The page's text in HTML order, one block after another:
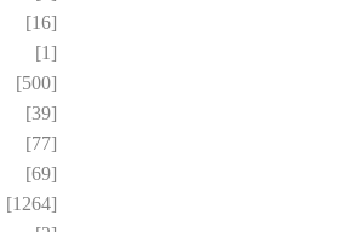
[16]
[1]
[500]
[39]
[77]
[69]
[1264]